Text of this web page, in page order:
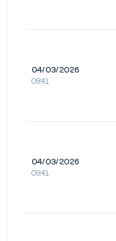
04/03/2026
09:41
04/03/2026
09:41